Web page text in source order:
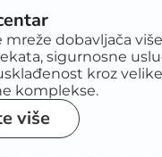
mreže dobavljača
sigurnosne
kroz velike
komplekse.
više